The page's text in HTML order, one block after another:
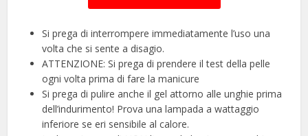
Si prega di interrompere immediatamente l’uso una
volta che si sente a disagio.
ATTENZIONE: Si prega di prendere il test della pelle
ogni volta prima di fare la manicure
Si prega di pulire anche il gel attorno alle unghie prima
dell’indurimento! Prova una lampada a wattaggio
inferiore se eri sensibile al calore.